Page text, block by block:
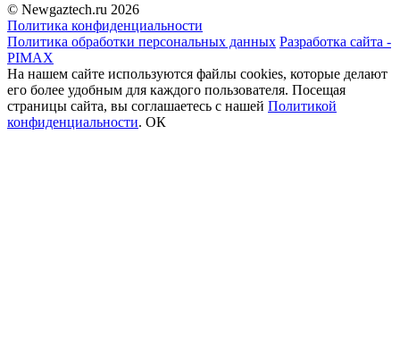
© Newgaztech.ru 2026
Политика конфиденциальности
Политика обработки персональных данных Разработка сайта -
PIMAX
На нашем сайте используются файлы cookies, которые делают
его более удобным для каждого пользователя. Посещая
страницы сайта, вы соглашаетесь c нашей Политикой
конфиденциальности. ОК